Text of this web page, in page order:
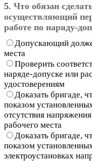
5. Что обязан
осуществляющий
работе по наряду-
Допускающий
места
Проверить
наряде-допуске или
удостоверениям
Доказать бригаде,
показом
отсутствия
рабочего места
Доказать бригаде,
показом
электроустановках